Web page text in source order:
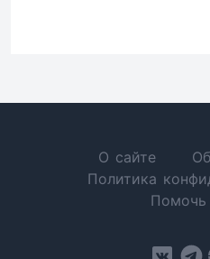
О сайте
Политика
Помочь